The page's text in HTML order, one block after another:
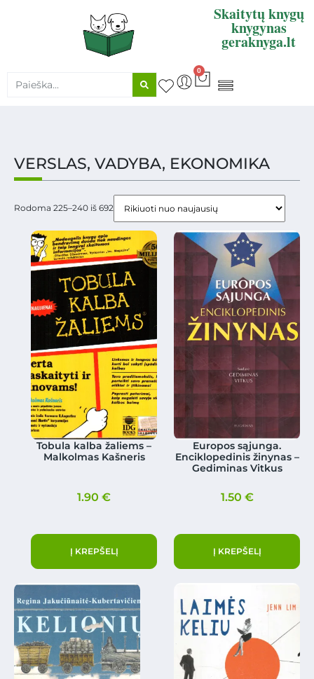
Skaitytų knygų
knygynas
geraknyga.lt
0
VERSLAS, VADYBA, EKONOMIKA
Rodoma 225–240 iš 692
Tobula kalba žaliems –
Malkolmas Kašneris
1.90€
Į KREPŠELĮ
Europos sąjunga.
Enciklopedinis žinynas –
Gediminas Vitkus
1.50 €
Į KREPŠELĮ